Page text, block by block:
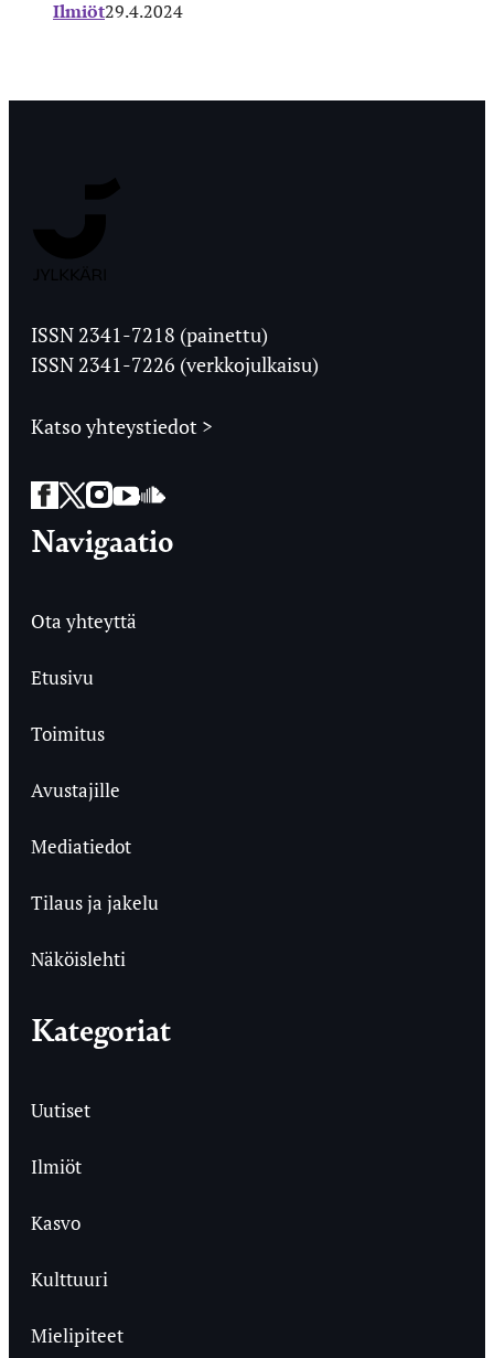
Ilmiöt29.4.2024
Ylioppilaslehti
ISSN 2341-7218 (painettu)
ISSN 2341-7226 (verkkojulkaisu)
Katso yhteystiedot >
Facebook
Twitter
Instagram
YouTube
SoundCloud
Navigaatio
Ota yhteyttä
Etusivu
Toimitus
Avustajille
Mediatiedot
Tilaus ja jakelu
Näköislehti
Kategoriat
Uutiset
Ilmiöt
Kasvo
Kulttuuri
Mielipiteet